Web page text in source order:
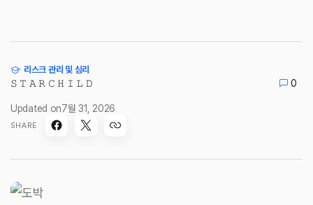
리스크 관리 및 심리
𝚂 𝚃 𝙰 𝚁 𝙲 𝙷 𝙸 𝙻 𝙳 0
Updated on7월 31, 2026
SHARE